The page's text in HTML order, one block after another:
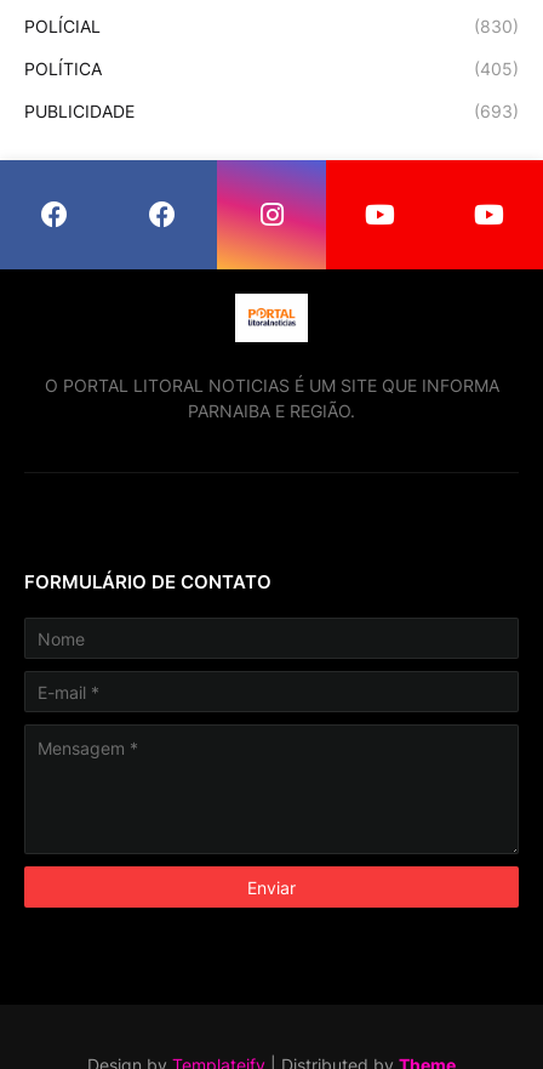
POLÍCIAL (830)
POLÍTICA (405)
PUBLICIDADE (693)
O PORTAL LITORAL NOTICIAS É UM SITE QUE INFORMA
PARNAIBA E REGIÃO.
FORMULÁRIO DE CONTATO